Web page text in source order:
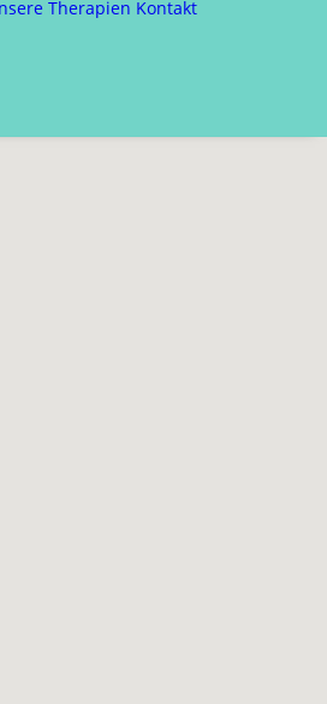
Therapien Kontakt